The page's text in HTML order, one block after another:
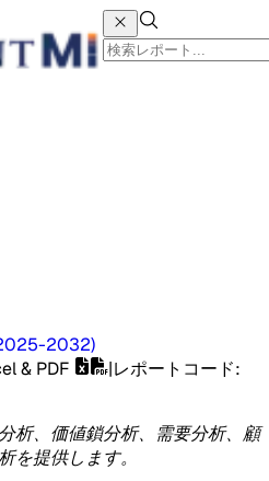
2032)
& PDF |レポートコード:
析、価値鎖分析、需要分析、顧
を提供します。